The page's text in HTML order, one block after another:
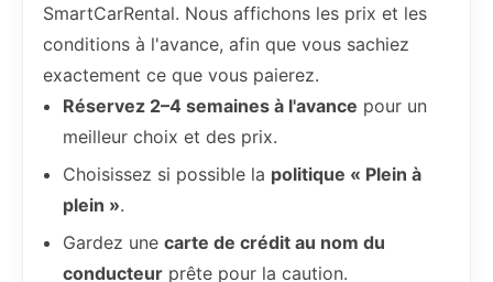
SmartCarRental. Nous affichons les prix et les
conditions à l'avance, afin que vous sachiez
exactement ce que vous paierez.
Réservez 2–4 semaines à l'avance pour un
meilleur choix et des prix.
Choisissez si possible la politique « Plein à
plein ».
Gardez une carte de crédit au nom du
conducteur prête pour la caution.